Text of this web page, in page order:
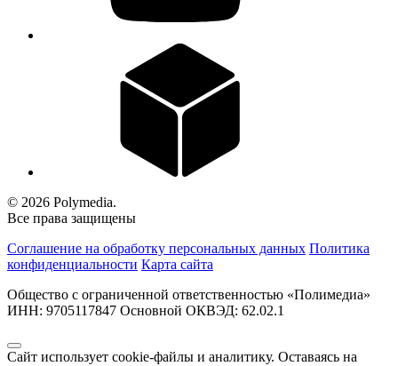
© 2026 Polymedia.
Все права защищены
Соглашение на обработку персональных данных Политика
конфиденциальности Карта сайта
Общество с ограниченной ответственностью «Полимедиа»
ИНН: 9705117847 Основной ОКВЭД: 62.02.1
Сайт использует cookie-файлы и аналитику. Оставаясь на